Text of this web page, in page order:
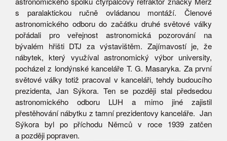
s paralaktickou ručně ovládanou montáží. Členové
astronomického odboru do začátku druhé světové války
pořádali pro veřejnost astronomická pozorování na
bývalém hřišti DTJ za výstavištěm. Zajímavostí je, že
nábytek, který využíval astronomický výbor university,
pocházel z londýnské kanceláře T. G. Masaryka. Za první
světové války totiž pracoval v kanceláři, tehdy budoucího
prezidenta, Jan Sýkora. Ten se později stal předsedou
astronomického odboru LUH a mimo jiné zajistil
přestěhování nábytku z tamní prezidentovy kanceláře. Jan
Sýkora byl po příchodu Němců v roce 1939 zatčen
a později popraven.